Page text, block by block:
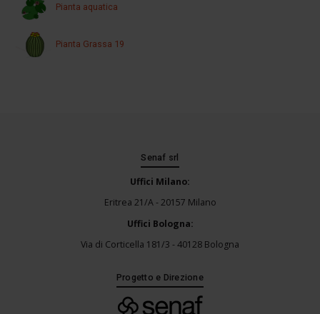
Pianta aquatica
Pianta Grassa 19
Senaf srl
Uffici Milano:
Eritrea 21/A - 20157 Milano
Uffici Bologna:
Via di Corticella 181/3 - 40128 Bologna
Progetto e Direzione